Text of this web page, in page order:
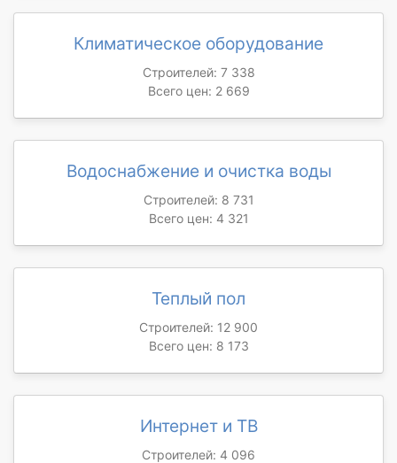
Климатическое оборудование
Строителей: 7 338
Всего цен: 2 669
Водоснабжение и очистка воды
Строителей: 8 731
Всего цен: 4 321
Теплый пол
Строителей: 12 900
Всего цен: 8 173
Интернет и ТВ
Строителей: 4 096